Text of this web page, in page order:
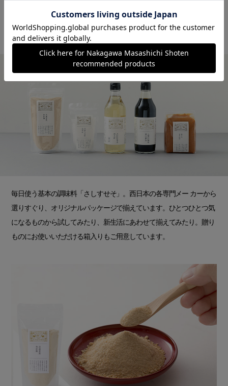
基本のさしすせそ
毎日使う基本の調味料「さしすせそ」。西日本の各専門メー カーから
選りすぐり、オリジナルパッケージで揃えています。ひとつひとつ気
になるものから試してみたり、新生活にあわせて揃えてみたり。贈り
ものにお使いいただける箱入りもご用意しています。